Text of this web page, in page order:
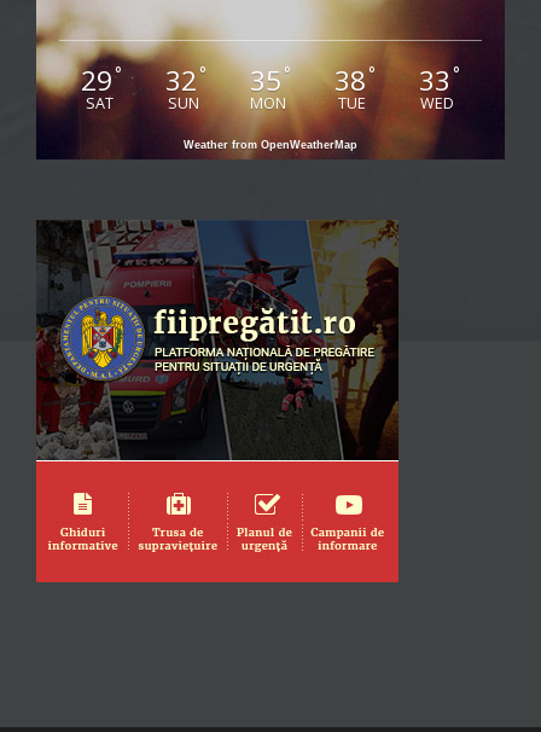
29°
SAT
32°
SUN
35°
MON
38°
TUE
33 °
WED
Weather from OpenWeatherMap